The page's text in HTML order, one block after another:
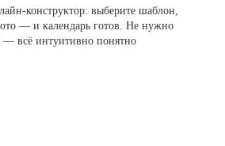
конструктор: выберите шаблон,
— и календарь готов. Не нужно
— всё интуитивно понятно